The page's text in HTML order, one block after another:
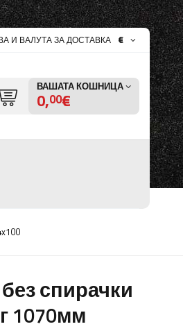
И ВАЛУТА ЗА ДОСТАВКА €
ВАШАТА КОШНИЦА
0,00€
без спирачки
1070мм